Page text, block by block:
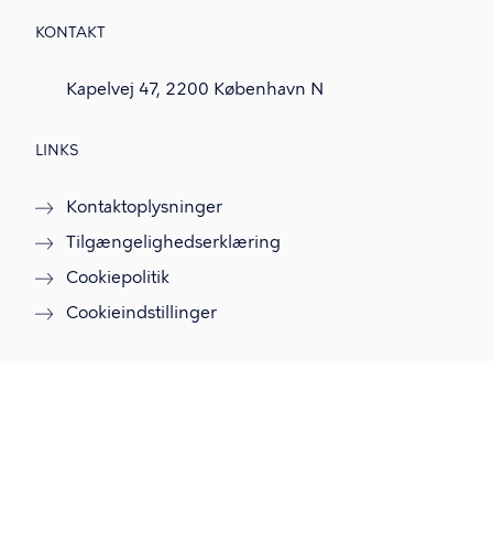
KONTAKT
Kapelvej 47, 2200 København N
LINKS
Kontaktoplysninger
Tilgængelighedserklæring
Cookiepolitik
Cookieindstillinger